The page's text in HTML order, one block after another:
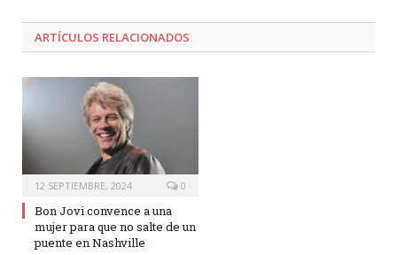
ARTÍCULOS RELACIONADOS
12 SEPTIEMBRE, 2024 0
Bon Jovi convence a una
mujer para que no salte de un
puente en Nashville